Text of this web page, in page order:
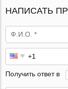
НАПИСАТЬ
Получить ответ в